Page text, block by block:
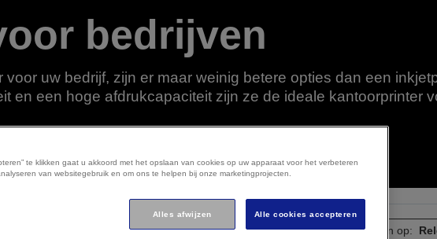
bedrijven
uw bedrijf, zijn er maar weinig betere opties dan een
en een hoge afdrukcapaciteit zijn ze de ideale kantoorprinter
Toont 1 - 15 van 26 items Sorteren op:
te klikken gaat u akkoord met het opslaan van cookies op uw apparaat voor het verbeteren
van websitegebruik en om ons te helpen bij onze marketingprojecten.
Alles afwijzen Alle cookies accepteren